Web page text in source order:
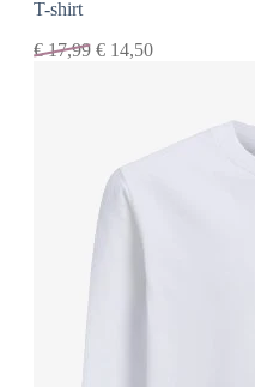
T-shirt
€17,99 € 14,50